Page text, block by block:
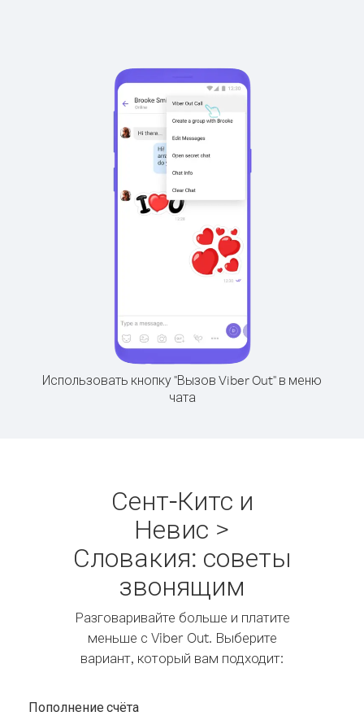
Использовать кнопку "Вызов Viber Out" в меню
чата
Сент-Китс и
Невис >
Словакия: советы
звонящим
Разговаривайте больше и платите
меньше с Viber Out. Выберите
вариант, который вам подходит:
Пополнение счёта